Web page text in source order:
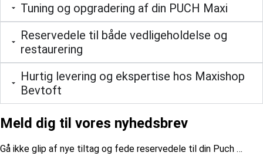
Tuning og opgradering af din PUCH Maxi
Reservedele til både vedligeholdelse og
restaurering
Hurtig levering og ekspertise hos Maxishop
Bevtoft
Meld dig til vores nyhedsbrev
​Gå ikke glip af nye tiltag og fede reservedele til din Puch …